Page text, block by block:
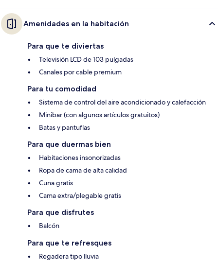
Amenidades en la habitación
Para que te diviertas
Televisión LCD de 103 pulgadas
Canales por cable premium
Para tu comodidad
Sistema de control del aire acondicionado y calefacción
Minibar (con algunos artículos gratuitos)
Batas y pantuflas
Para que duermas bien
Habitaciones insonorizadas
Ropa de cama de alta calidad
Cuna gratis
Cama extra/plegable gratis
Para que disfrutes
Balcón
Para que te refresques
Regadera tipo lluvia